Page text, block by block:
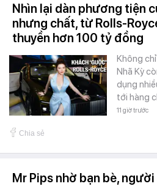
Nhìn lại dàn phương tiện
nhưng chất, từ Rolls-
thuyền hơn 100 tỷ đồng
Không
Nhã Kỳ
dụng
tới hàng
11 giờ trước
Chia sẻ
Mr Pips nhờ bạn bè,